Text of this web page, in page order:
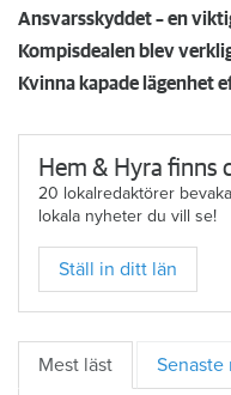
Ansvarsskyddet – en
Hem & Hyra finns
20 lokalredaktörer
lokala nyheter du vill se!
Ställ in ditt län
Mest läst Senaste